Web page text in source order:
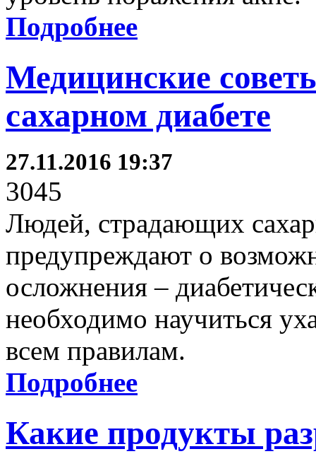
Подробнее
Медицинские
сахарном диабете
27.11.2016 19:37
3045
Людей, страдающих
предупреждают о
осложнения –
необходимо научиться
всем правилам.
Подробнее
Какие продукты